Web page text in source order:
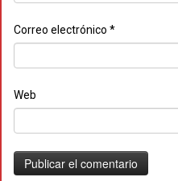
Correo electrónico *
Web